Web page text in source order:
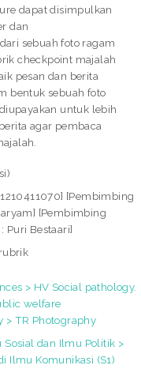
dapat disimpulkan
dan
sebuah foto ragam
checkpoint majalah
pesan dan berita
bentuk sebuah foto
untuk lebih
agar pembaca
[Pembimbing
[Pembimbing
Puri Bestaari]
> HV Social pathology.
welfare
> TR Photography
Sosial dan Ilmu Politik >
Ilmu Komunikasi (S1)